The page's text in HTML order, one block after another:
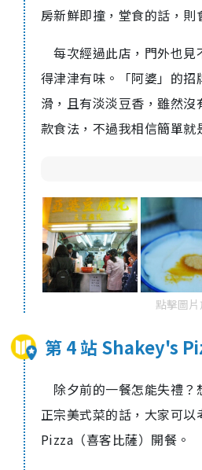
房新鮮即撞，堂食的話，則
每次經過此店，門外也
得津津有味。「阿婆」的招
滑，且有淡淡豆香，雖然
款食法，不過我相信簡單就
點擊圖
第 4 站 Shakey's
除夕前的一餐怎能失禮？
正宗美式菜的話，大家可
Pizza（喜客比薩）開餐。